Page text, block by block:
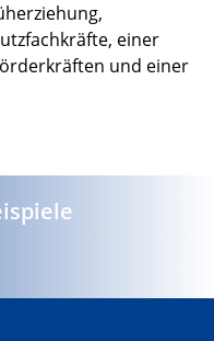
einer
und einer